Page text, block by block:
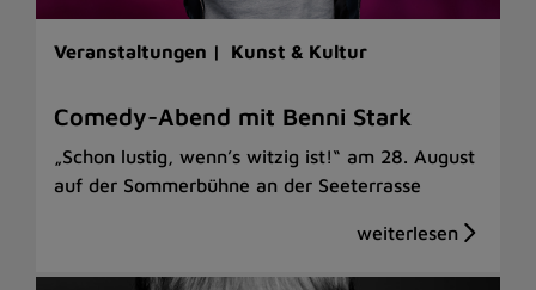
Veranstaltungen | Kunst & Kultur
Comedy-Abend mit Benni Stark
„Schon lustig, wenn’s witzig ist!“ am 28. August
auf der Sommerbühne an der Seeterrasse